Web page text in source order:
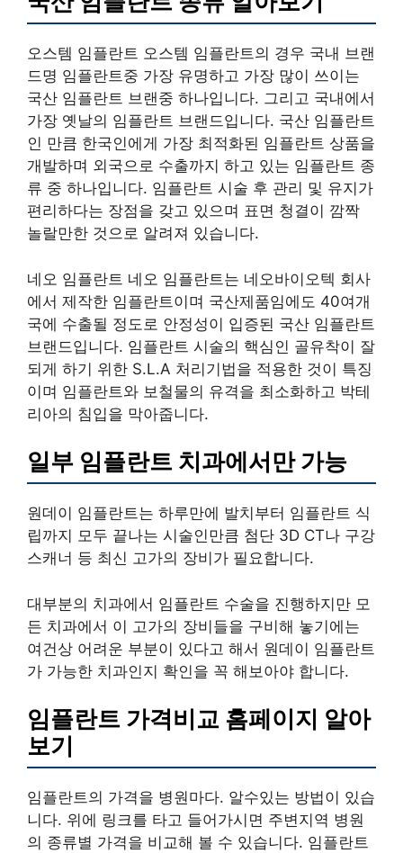
오스템 임플란트 오스템 임플란트의 경우 국내 브랜
드명 임플란트중 가장 유명하고 가장 많이 쓰이는
국산 임플란트 브랜중 하나입니다. 그리고 국내에서
가장 옛날의 임플란트 브랜드입니다. 국산 임플란트
인 만큼 한국인에게 가장 최적화된 임플란트 상품을
개발하며 외국으로 수출까지 하고 있는 임플란트 종
류 중 하나입니다. 임플란트 시술 후 관리 및 유지가
편리하다는 장점을 갖고 있으며 표면 청결이 깜짝
놀랄만한 것으로 알려져 있습니다.
네오 임플란트 네오 임플란트는 네오바이오텍 회사
에서 제작한 임플란트이며 국산제품임에도 40여개
국에 수출될 정도로 안정성이 입증된 국산 임플란트
브랜드입니다. 임플란트 시술의 핵심인 골유착이 잘
되게 하기 위한 S.L.A 처리기법을 적용한 것이 특징
이며 임플란트와 보철물의 유격을 최소화하고 박테
리아의 침입을 막아줍니다.
일부 임플란트 치과에서만 가능
원데이 임플란트는 하루만에 발치부터 임플란트 식
립까지 모두 끝나는 시술인만큼 첨단 3D CT나 구강
스캐너 등 최신 고가의 장비가 필요합니다.
대부분의 치과에서 임플란트 수술을 진행하지만 모
든 치과에서 이 고가의 장비들을 구비해 놓기에는
여건상 어려운 부분이 있다고 해서 원데이 임플란트
가 가능한 치과인지 확인을 꼭 해보아야 합니다.
임플란트 가격비교 홈페이지 알아
보기
임플란트의 가격을 병원마다. 알수있는 방법이 있습
니다. 위에 링크를 타고 들어가시면 주변지역 병원
의 종류별 가격을 비교해 볼 수 있습니다. 임플란트